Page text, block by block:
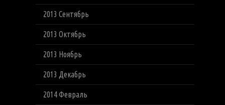
2013 Сентябрь
2013 Октябрь
2013 Ноябрь
2013 Декабрь
2014 Февраль